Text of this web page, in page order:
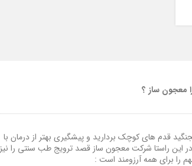
معجون ساز ؟
قدم های کوچک بردارید و پیشگیری بهتر از درمان با
این راستا شرکت معجون ساز قصد ترویج طب سنتی را نیز
را برای همه آرزومند است :